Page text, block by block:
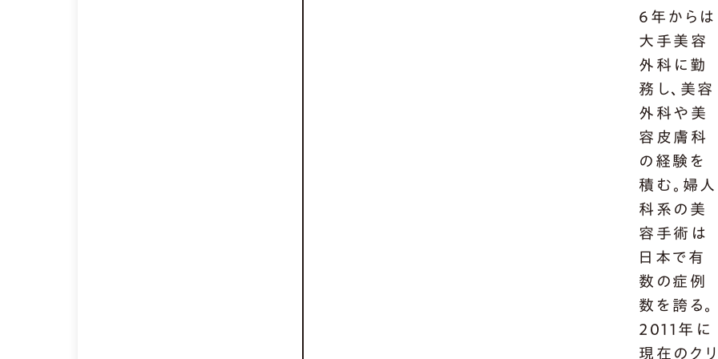
6年からは
大手美容
外科に勤
務し、美容
外科や美
容皮膚科
の経験を
積む。婦人
科系の美
容手術は
日本で有
数の症例
数を誇る。
2011年に
現在のク